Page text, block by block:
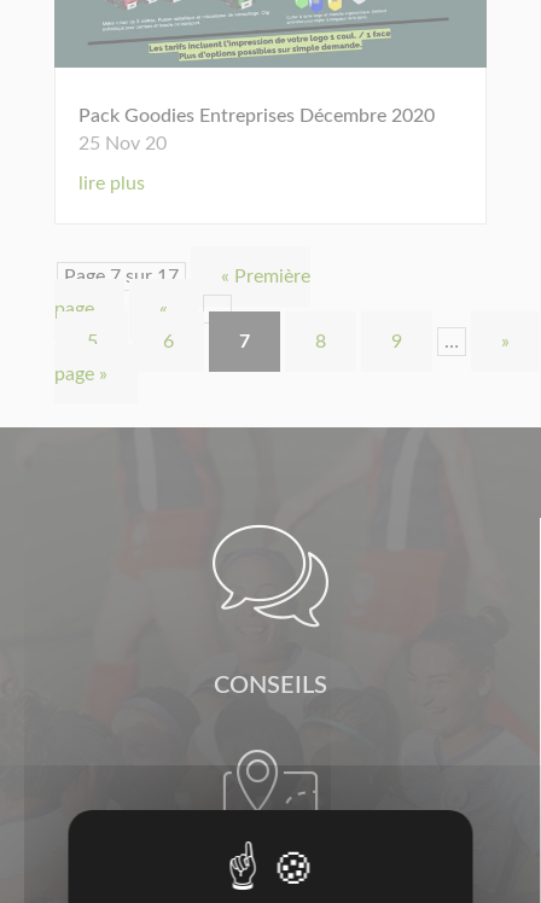
Pack Goodies Entreprises Décembre 2020
25 Nov 20
lire plus
Page 7 sur 17
« Première
page
«
…
5
6 7 8 9 …
»
page »

CONSEILS
